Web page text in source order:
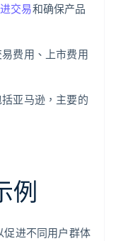
交易和确保产品
费用、上市费用
亚马逊，主要的
例
促进不同用户群体